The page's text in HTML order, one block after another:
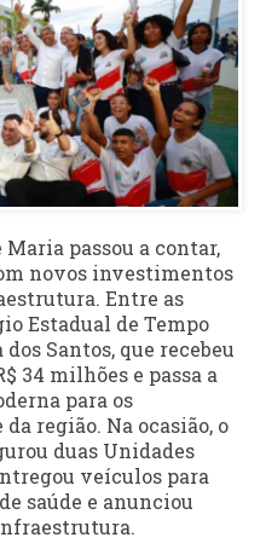
passou a contar,
novos investimentos
Entre as
Estadual de Tempo
Santos, que recebeu
34 milhões e passa a
para os
região. Na ocasião, o
duas Unidades
veículos para
saúde e anunciou